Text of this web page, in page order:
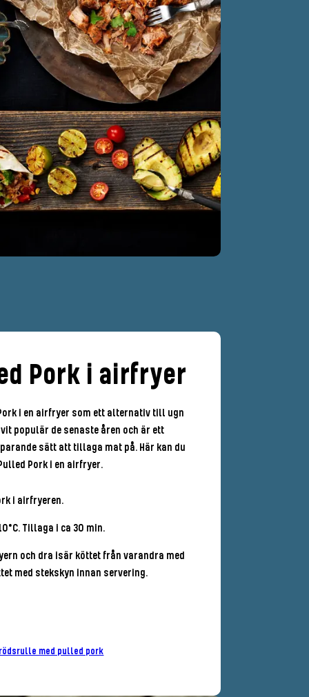
Pork i airfryer
i en airfryer som ett alternativ till ugn
populär de senaste åren och är ett
sätt att tillaga mat på. Här kan du
Pork i en airfryer.
i airfryeren.
Tillaga i ca 30 min.
och dra isär köttet från varandra med
med stekskyn innan servering.
med pulled pork